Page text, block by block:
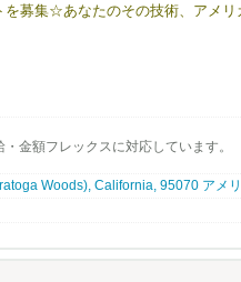
す。仕事も親切・丁寧に教えます
ご応募お待ちしております。
募集☆あなたのその技術、アメリ
一人のお客様に満足頂けるよう日
す。仕事も親切・丁寧に教えます
着いた雰囲気で、気軽に働きたい
です。
。
金額フレックスに対応しています。
Woods), California, 95070 アメ